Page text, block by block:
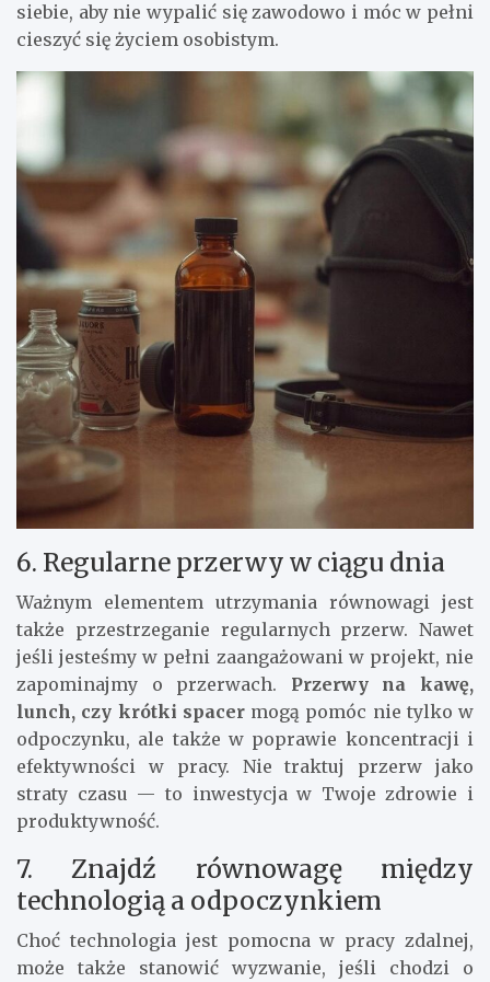
siebie, aby nie wypalić się zawodowo i móc w pełni
cieszyć się życiem osobistym.
6. Regularne przerwy w ciągu dnia
Ważnym elementem utrzymania równowagi jest
także przestrzeganie regularnych przerw. Nawet
jeśli jesteśmy w pełni zaangażowani w projekt, nie
zapominajmy o przerwach. Przerwy na kawę,
lunch, czy krótki spacermogą pomóc nie tylko w
odpoczynku, ale także w poprawie koncentracji i
efektywności w pracy. Nie traktuj przerw jako
straty czasu — to inwestycja w Twoje zdrowie i
produktywność.
7. Znajdź równowagę między
technologią a odpoczynkiem
Choć technologia jest pomocna w pracy zdalnej,
może także stanowić wyzwanie, jeśli chodzi o